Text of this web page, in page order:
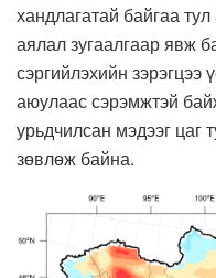
хандлагатай байгаа
аялал зугаалгаар явж
сэргийлэхийн
аюулаас сэрэмжтэй
урьдчилсан мэдээг цаг
зөвлөж байна.